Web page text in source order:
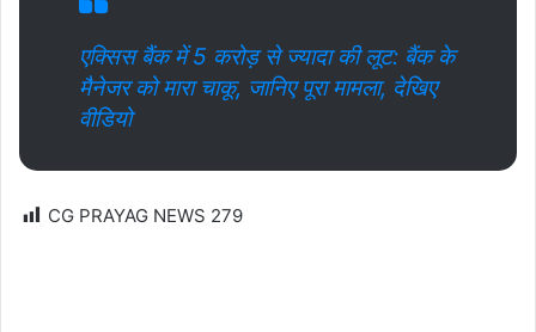
एक्सिस बैंक में 5 करोड़ से ज्यादा की लूट: बैंक के
मैनेजर को मारा चाकू, जानिए पूरा मामला, देखिए
वीडियो
CG PRAYAG NEWS 279